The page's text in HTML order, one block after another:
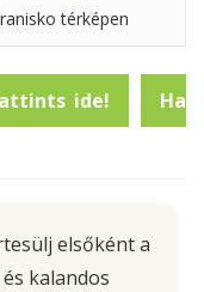
térképen
ide!
Ha
elsőként a
kalandos